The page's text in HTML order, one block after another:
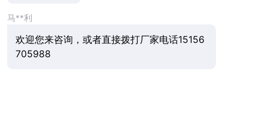
马**利
欢迎您来咨询，或者直接拨打厂家电话15156
705988